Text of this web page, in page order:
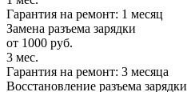
Гарантия на ремонт: 1 месяц
Замена разъема зарядки
от 1000 руб.
3 мес.
Гарантия на ремонт: 3 месяца
Восстановление разъема зарядки